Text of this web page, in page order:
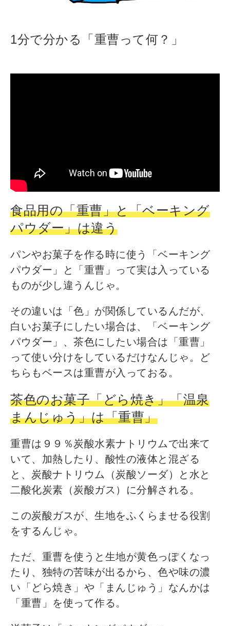
1分で分かる「重曹って何？」
食品用の「重曹」と「ベーキング
パウダー」は違う
パンやお菓子を作る時に使う「ベーキング
パウダー」と「重曹」って実は入っている
ものが少し違うんじゃ。
その違いは「色」が関係しているんだが、
白いお菓子にしたい場合は、「ベーキング
パウダー」、茶色にしたい場合は「重曹」
って使い分けをしているだけなんじゃ。ど
ちらもベースは重曹が入っておる。
茶色のお菓子「どら焼き」「温泉
まんじゅう」は「重曹」
重曹は９９％炭酸水素ナトリウムで出来て
いて、加熱したり、酸性の液体と混ざる
と、炭酸ナトリウム（炭酸ソーダ）と水と
二酸化炭素（炭酸ガス）に分解される。
この炭酸ガスが、生地をふくらませる役割
をするんじゃ。
ただ、重曹を使うと生地が黄色っぽくなっ
たり、独特の苦味が出るから、色や味の濃
い「どら焼き」や「まんじゅう」なんかは
「重曹」を使って作る。